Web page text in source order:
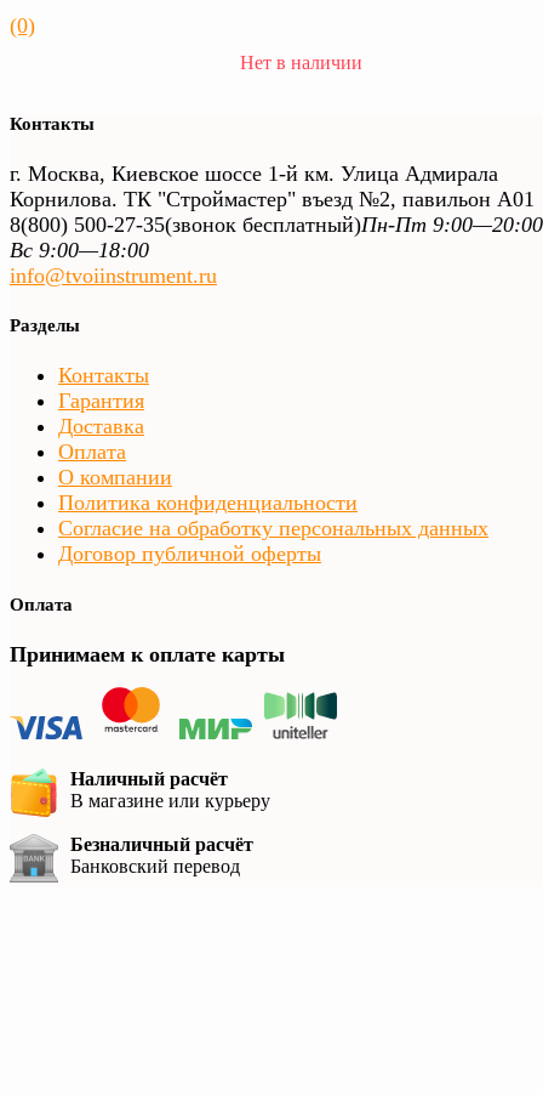
(0)
Нет в наличии
Контакты
г. Москва, Киевское шоссе 1-й км. Улица Адмирала
Корнилова. ТК "Строймастер" въезд №2, павильон А01
8(800) 500-27-35(звонок бесплатный)Пн-Пт
Вс 9:00—18:00
info@tvoiinstrument.ru
Разделы
Контакты
Гарантия
Доставка
Оплата
О компании
Политика конфиденциальности
Согласие на обработку персональных данных
Договор публичной оферты
Оплата
Принимаем к оплате карты
Наличный расчёт
В магазине или курьеру
Безналичный расчёт
Банковский перевод